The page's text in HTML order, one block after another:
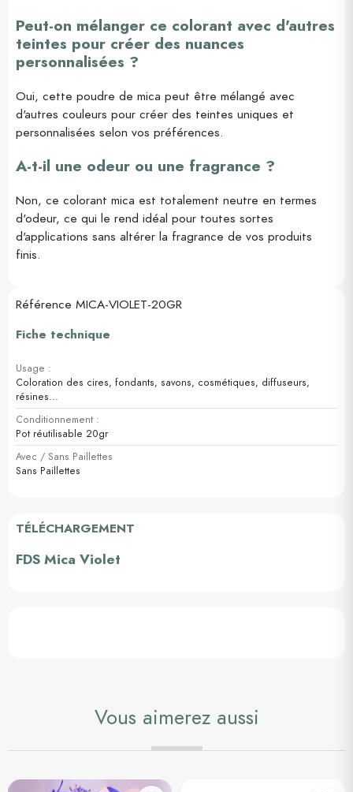
Peut-on mélanger ce colorant avec d'autres
teintes pour créer des nuances
personnalisées ?
Oui, cette poudre de mica peut être mélangé avec
d'autres couleurs pour créer des teintes uniques et
personnalisées selon vos préférences.
A-t-il une odeur ou une fragrance ?
Non, ce colorant mica est totalement neutre en termes
d'odeur, ce qui le rend idéal pour toutes sortes
d'applications sans altérer la fragrance de vos produits
finis.
Référence MICA-VIOLET-20GR
Fiche technique
Usage :
Coloration des cires, fondants, savons, cosmétiques, diffuseurs,
résines...
Conditionnement :
Pot réutilisable 20gr
Avec / Sans Paillettes
Sans Paillettes
TÉLÉCHARGEMENT
FDS Mica Violet
Vous aimerez aussi